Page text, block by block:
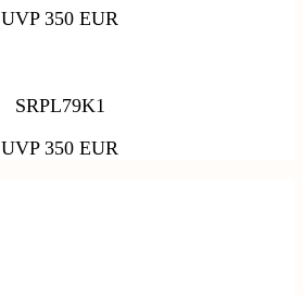
UVP 350 EUR
SRPL79K1
UVP 350 EUR